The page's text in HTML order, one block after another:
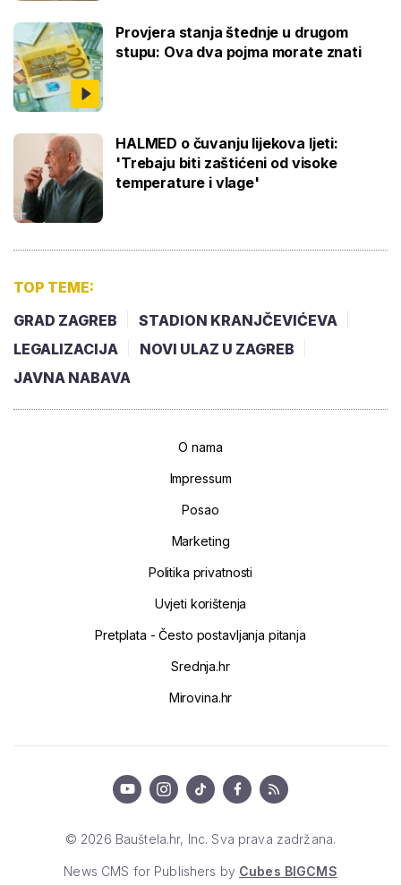
Provjera stanja štednje u drugom
stupu: Ova dva pojma morate znati
HALMED o čuvanju lijekova ljeti:
'Trebaju biti zaštićeni od visoke
temperature i vlage'
TOP TEME:
GRAD ZAGREB
STADION KRANJČEVIĆEVA
LEGALIZACIJA
NOVI ULAZ U ZAGREB
JAVNA NABAVA
O nama
Impressum
Posao
Marketing
Politika privatnosti
Uvjeti korištenja
Pretplata - Često postavljanja pitanja
Srednja.hr
Mirovina.hr
© 2026 Bauštela.hr, Inc. Sva prava zadržana.
News CMS for Publishers by Cubes BIGCMS